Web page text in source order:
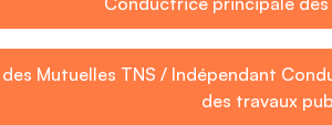
Mutuelles TNS / Indépendant
des travaux